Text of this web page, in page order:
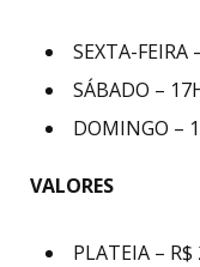
SEXTA-FEIRA
SÁBADO –
DOMINGO –
VALORES
PLATEIA –